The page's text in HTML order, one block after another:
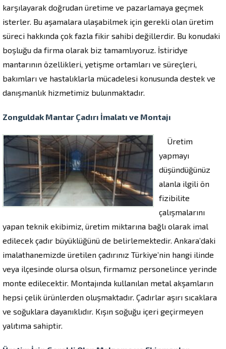
karşılayarak doğrudan üretime ve pazarlamaya geçmek
isterler. Bu aşamalara ulaşabilmek için gerekli olan üretim
süreci hakkında çok fazla fikir sahibi değillerdir. Bu konudaki
boşluğu da firma olarak biz tamamlıyoruz. İstiridye
mantarının özellikleri, yetişme ortamları ve süreçleri,
bakımları ve hastalıklarla mücadelesi konusunda destek ve
danışmanlık hizmetimiz bulunmaktadır.
Zonguldak Mantar Çadırı İmalatı ve Montajı
Üretim
yapmayı
düşündüğünüz
alanla ilgili ön
fizibilite
çalışmalarını
yapan teknik ekibimiz, üretim miktarına bağlı olarak imal
edilecek çadır büyüklüğünü de belirlemektedir. Ankara’daki
imalathanemizde üretilen çadırınız Türkiye’nin hangi ilinde
veya ilçesinde olursa olsun, firmamız personelince yerinde
monte edilecektir. Montajında kullanılan metal akşamların
hepsi çelik ürünlerden oluşmaktadır. Çadırlar aşırı sıcaklara
ve soğuklara dayanıklıdır. Kışın soğuğu içeri geçirmeyen
yalıtıma sahiptir.